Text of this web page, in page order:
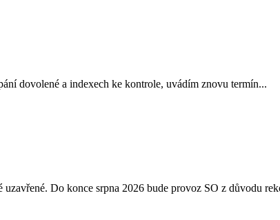
dovolené a indexech ke kontrole, uvádím znovu termín...
Do konce srpna 2026 bude provoz SO z důvodu